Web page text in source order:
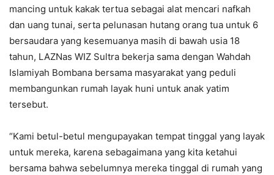
mancing untuk kakak tertua sebagai alat mencari nafkah
dan uang tunai, serta pelunasan hutang orang tua untuk 6
bersaudara yang kesemuanya masih di bawah usia 18
tahun, LAZNas WIZ Sultra bekerja sama dengan Wahdah
Islamiyah Bombana bersama masyarakat yang peduli
membangunkan rumah layak huni untuk anak yatim
tersebut.
“Kami betul-betul mengupayakan tempat tinggal yang layak
untuk mereka, karena sebagaimana yang kita ketahui
bersama bahwa sebelumnya mereka tinggal di rumah yang